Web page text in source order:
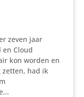
zeven jaar
en Cloud
kon worden en
zetten, had ik